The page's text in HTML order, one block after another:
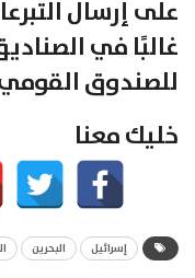
على إرسال
غالبًا في
للصندوق
خليك معنا
إسرائيل البحرين